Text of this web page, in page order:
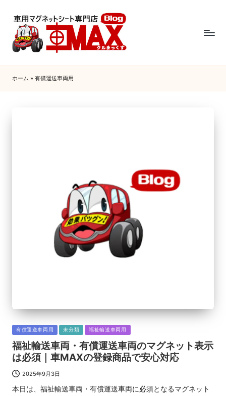
ホーム » 有償運送車両用
Posted
in
有償運送車両用 未分類 福祉輸送車両用
福祉輸送車両・有償運送車両のマグネット表示
は必須｜車MAXの登録商品で安心対応
2025年9月3日
本日は、福祉輸送車両・有償運送車両に必須となるマグネット